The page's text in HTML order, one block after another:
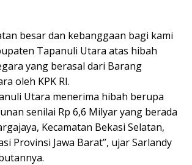
besar dan kebanggaan bagi kami
Tapanuli Utara atas hibah
yang berasal dari Barang
oleh KPK RI.
Utara menerima hibah berupa
senilai Rp 6,6 Milyar yang berada
Kecamatan Bekasi Selatan,
Provinsi Jawa Barat”, ujar Sarlandy